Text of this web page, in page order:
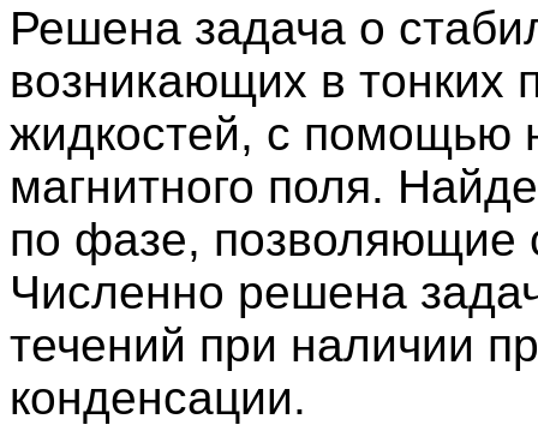
Решена задача о
возникающих в тонких
жидкостей, с помощью
магнитного поля.
по фазе, позволяющие
Численно решена
течений при наличии
конденсации.